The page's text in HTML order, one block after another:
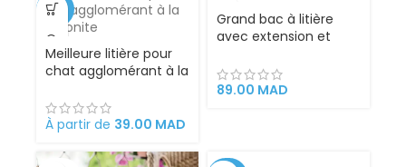
-35%
Meilleure litière pour
chat agglomérant à la
À partir de 39.00 MAD
Grand bac à litière
avec extension et
pour hygiène animaux
chat et chien maroc
89.00 MAD